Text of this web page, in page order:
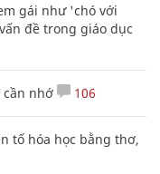
gái như 'chó với
đề trong giáo dục
cần nhớ 106
tố hóa học bằng thơ,